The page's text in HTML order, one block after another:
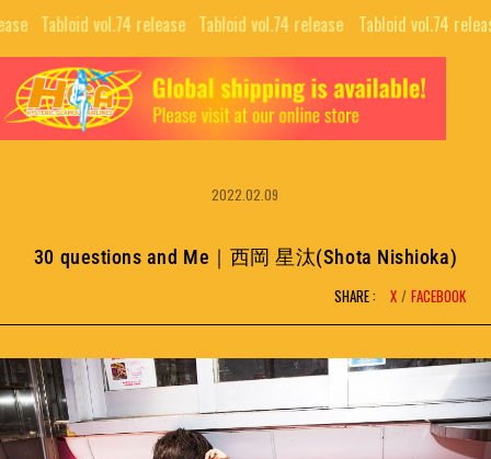
Tabloid vol.74 release⠀Tabloid vol.74 release⠀Tabloid vol.74 release⠀
TOP
ALL
GUIDE
SNS
NFT PROJECTS
H.G.A.S.
PUBLISHING
BRAND
COMPANY
RECRUIT
2022.02.09
30 questions and Me｜西岡 星汰(Shota Nishioka)
SHARE : X FACEBOOK